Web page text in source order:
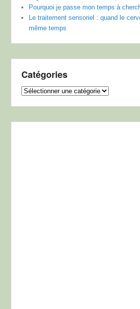
Pourquoi je passe mon temps à
Le traitement sensoriel : quand le
même temps
Catégories
Catégories